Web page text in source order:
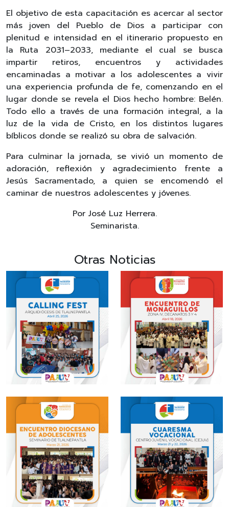
El objetivo de esta capacitación es acercar al sector
más joven del Pueblo de Dios a participar con
plenitud e intensidad en el itinerario propuesto en
la Ruta 2031–2033, mediante el cual se busca
impartir retiros, encuentros y actividades
encaminadas a motivar a los adolescentes a vivir
una experiencia profunda de fe, comenzando en el
lugar donde se revela el Dios hecho hombre: Belén.
Todo ello a través de una formación integral, a la
luz de la vida de Cristo, en los distintos lugares
bíblicos donde se realizó su obra de salvación.
Para culminar la jornada, se vivió un momento de
adoración, reflexión y agradecimiento frente a
Jesús Sacramentado, a quien se encomendó el
caminar de nuestros adolescentes y jóvenes.
Por José Luz Herrera.
Seminarista.
Otras Noticias